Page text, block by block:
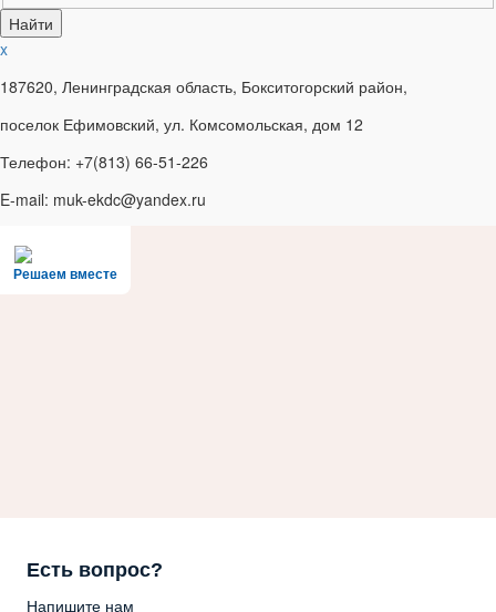
x
187620, Ленинградская область, Бокситогорский район,
поселок Ефимовский, ул. Комсомольская, дом 12
Телефон: +7(813) 66-51-226
E-mail: muk-ekdc@yandex.ru
Решаем вместе
Есть вопрос?
Напишите нам